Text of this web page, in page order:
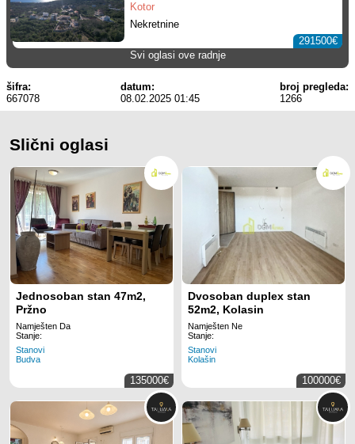
Kotor
Nekretnine
291500€
Svi oglasi ove radnje
šifra:
667078
datum:
08.02.2025 01:45
broj pregleda:
1266
Slični oglasi
Jednosoban stan 47m2,
Pržno
Namješten Da
Stanje:
Stanovi
Budva
135000€
Dvosoban duplex stan
52m2, Kolasin
Namješten Ne
Stanje:
Stanovi
Kolašin
100000€